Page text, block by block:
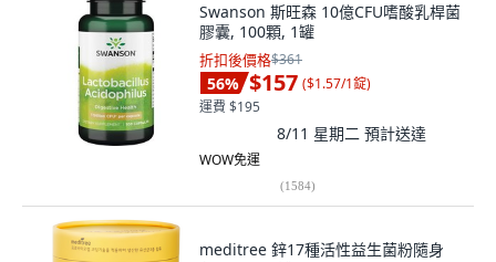
Swanson 斯旺森 10億CFU嗜酸乳桿菌
膠囊, 100顆, 1罐
折扣後價格$361
56% $157 ($1.57/1錠)
運費 $195
8/11 星期二 預計送達
WOW免運
(1584)
meditree 鋅17種活性益生菌粉隨身